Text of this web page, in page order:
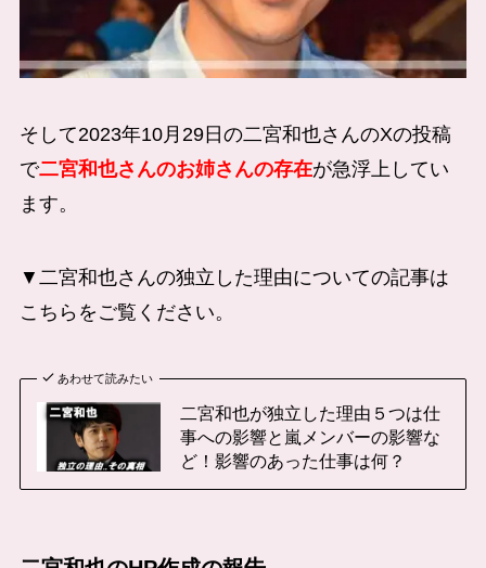
そして2023年10月29日の二宮和也さんのXの投稿
で二宮和也さんのお姉さんの存在が急浮上してい
ます。
▼二宮和也さんの独立した理由についての記事は
こちらをご覧ください。
あわせて読みたい
二宮和也が独立した理由５つは仕
事への影響と嵐メンバーの影響な
ど！影響のあった仕事は何？